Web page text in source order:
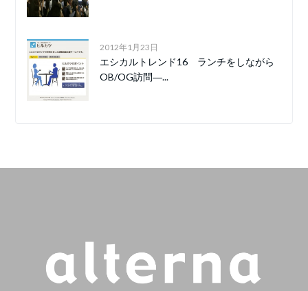
2012年1月23日
エシカルトレンド16 ランチをしながら
OB/OG訪問―...